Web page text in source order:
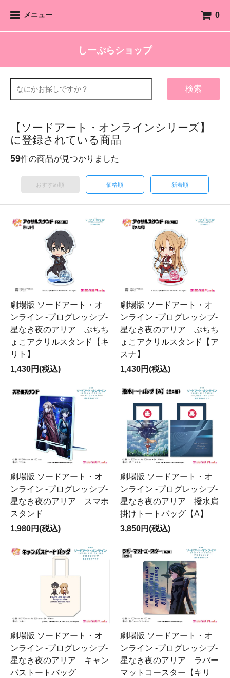
メニュー 0
しーぷらショップ
検索
【ソードアート・オンラインシリーズ】
に登録されている商品
59件の商品が見つかりました
おすすめ順 価格順 新着順
劇場版 ソードアート・オ
ンライン -プログレッシブ-
星なき夜のアリア ぷちち
ょこアクリルスタンド【キ
リト】
1,430円(税込)
劇場版 ソードアート・オ
ンライン -プログレッシブ-
星なき夜のアリア ぷちち
ょこアクリルスタンド【ア
スナ】
1,430円(税込)
劇場版 ソードアート・オ
ンライン -プログレッシブ-
星なき夜のアリア スマホ
スタンド
1,980円(税込)
劇場版 ソードアート・オ
ンライン -プログレッシブ-
星なき夜のアリア 撥水肩
掛けトートバッグ【A】
3,850円(税込)
劇場版 ソードアート・オ
ンライン -プログレッシブ-
星なき夜のアリア キャン
バストートバッグ
劇場版 ソードアート・オ
ンライン -プログレッシブ-
星なき夜のアリア ラバー
マットコースター【キリ